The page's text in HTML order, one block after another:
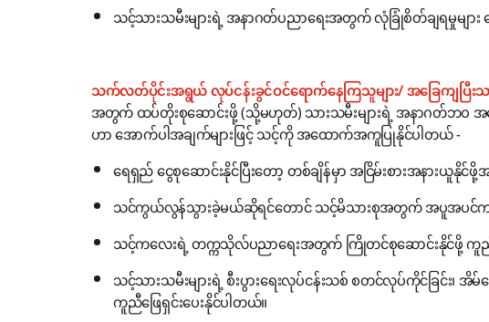
သင့်သားသမီးများရဲ့ အနာဂတ်ပညာရေးအတွက် လုံခြုံစိတ်ချရမှုများ ပ
သက်လတ်ပိုင်းအရွယ် လုပ်ငန်းခွင်ဝင်ရောက်နေကြသူများ/ အခြေကျပြီးသာ
အတွက် ထပ်တိုးစုဆောင်းဖို့ (သို့မဟုတ်) သားသမီးများရဲ့ အနာဂတ်ဘဝ အခ
ဟာ အောက်ပါအချက်များဖြင့် သင့်ကို အထောက်အကူပြုနိုင်ပါတယ် -
ရေရှည် ငွေစုဆောင်းနိုင်ပြီးတော့ တစ်ချိန်မှာ အငြိမ်းစားအနားယူ
သင်ကွယ်လွန်သွားခဲ့မယ်ဆိုရင်တောင် သင့်မိသားစုအတွက် အပူအပင်က
သင့်ကလေးရဲ့ တက္ကသိုလ်ပညာရေးအတွက် ကြိုတင်စုဆောင်းနိုင်ဖို့ ကူ
သင့်သားသမီးများရဲ့ စီးပွားရေးလုပ်ငန်းသစ် စတင်လုပ်ကိုင်ခြင်း၊
ကူညီဖြေရှင်းပေးနိုင်ပါတယ်။